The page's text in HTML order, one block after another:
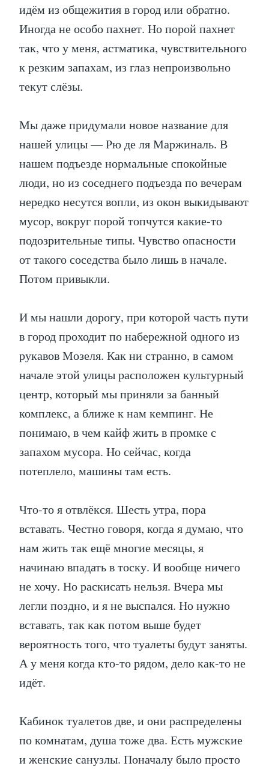
идём из общежития в город или обратно.
Иногда не особо пахнет. Но порой пахнет
так, что у меня, астматика, чувствительного
к резким запахам, из глаз непроизвольно
текут слёзы.
Мы даже придумали новое название для
нашей улицы — Рю де ля Маржиналь. В
нашем подъезде нормальные спокойные
люди, но из соседнего подъезда по вечерам
нередко несутся вопли, из окон выкидывают
мусор, вокруг порой топчутся какие-то
подозрительные типы. Чувство опасности
от такого соседства было лишь в начале.
Потом привыкли.
И мы нашли дорогу, при которой часть пути
в город проходит по набережной одного из
рукавов Мозеля. Как ни странно, в самом
начале этой улицы расположен культурный
центр, который мы приняли за банный
комплекс, а ближе к нам кемпинг. Не
понимаю, в чем кайф жить в промке с
запахом мусора. Но сейчас, когда
потеплело, машины там есть.
Что-то я отвлёкся. Шесть утра, пора
вставать. Честно говоря, когда я думаю, что
нам жить так ещё многие месяцы, я
начинаю впадать в тоску. И вообще ничего
не хочу. Но раскисать нельзя. Вчера мы
легли поздно, и я не выспался. Но нужно
вставать, так как потом выше будет
вероятность того, что туалеты будут заняты.
А у меня когда кто-то рядом, дело как-то не
идёт.
Кабинок туалетов две, и они распределены
по комнатам, душа тоже два. Есть мужские
и женские санузлы. Поначалу было просто